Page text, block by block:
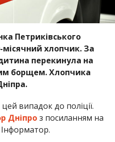
підборіддя, грудної
стегна. Інформатор
ГУНП
за коментарем. Наразі
те, що на
іграшку мало не
. У Дніпропетровській